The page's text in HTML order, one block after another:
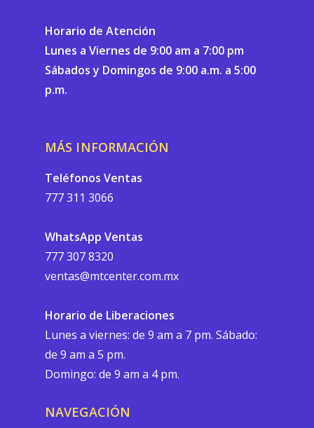
Horario de Atención
Lunes a Viernes de 9:00 am a 7:00 pm
Sábados y Domingos de 9:00 a.m. a 5:00
p.m.
MÁS INFORMACIÓN
Teléfonos Ventas
777 311 3066
WhatsApp Ventas
777 307 8320
ventas@mtcenter.com.mx
Horario de Liberaciones
Lunes a viernes: de 9 am a 7 pm. Sábado:
de 9 am a 5 pm.
Domingo: de 9 am a 4 pm.
NAVEGACIÓN